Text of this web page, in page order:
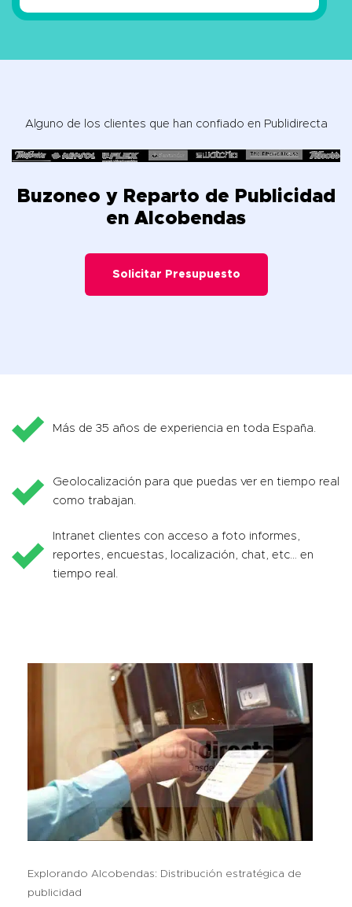
Alguno de los clientes que han confiado en Publidirecta
Buzoneo y Reparto de Publicidad
en Alcobendas
Solicitar Presupuesto
Más de 35 años de experiencia en toda España.
Geolocalización para que puedas ver en tiempo real
como trabajan.
Intranet clientes con acceso a foto informes,
reportes, encuestas, localización, chat, etc… en
tiempo real.
Explorando Alcobendas: Distribución estratégica de
publicidad